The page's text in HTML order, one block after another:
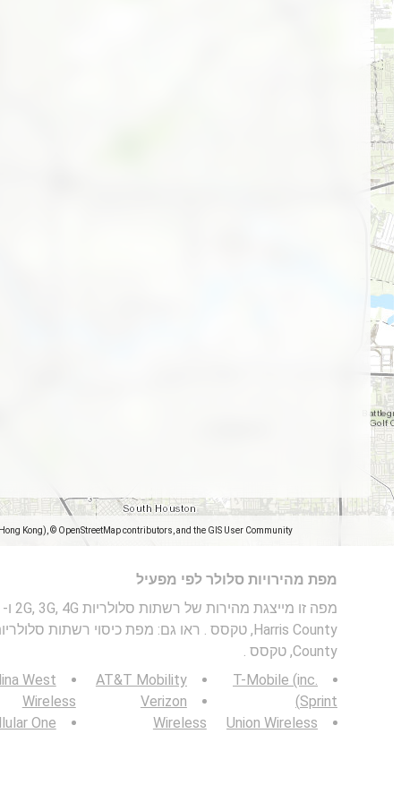
Kong), © OpenStreetMap contributors, and the GIS User Community
מפת מהירויות סלולר לפי מפעיל
County, טקסס .
T-Mobile (inc.
Sprint)
Union Wireless
AT&T Mobility
Verizon
Wireless
West
Wireless
One